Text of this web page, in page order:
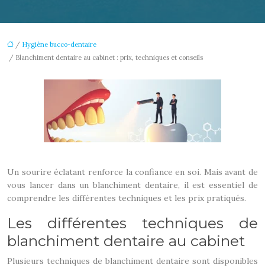
/ Hygiène bucco-dentaire
/ Blanchiment dentaire au cabinet : prix, techniques et conseils
Un sourire éclatant renforce la confiance en soi. Mais avant de
vous lancer dans un blanchiment dentaire, il est essentiel de
comprendre les différentes techniques et les prix pratiqués.
Les différentes techniques de
blanchiment dentaire au cabinet
Plusieurs techniques de blanchiment dentaire sont disponibles